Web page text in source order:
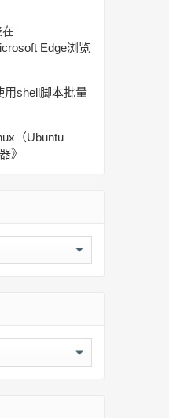
Edge浏览
用shell脚本批量
（Ubuntu
》